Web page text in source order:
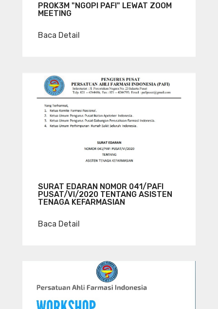
PROK3M "NGOPI PAFI" LEWAT ZOOM
MEETING
Baca Detail
SURAT EDARAN NOMOR 041/PAFI
PUSAT/VI/2020 TENTANG ASISTEN
TENAGA KEFARMASIAN
Baca Detail